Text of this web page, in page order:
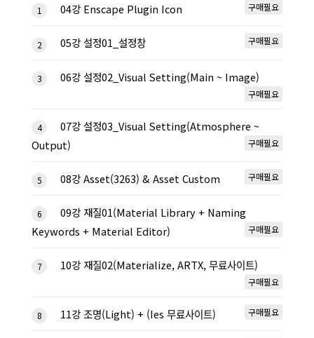
1 04강 Enscape Plugin Icon 구매필요
2 05강 설정01_설정창 구매필요
3 06강 설정02_Visual Setting(Main ~ Image)
구매필요
4
07강 설정03_Visual Setting(Atmosphere ~
Output)
구매필요
5 08강 Asset(3263) & Asset Custom 구매필요
6
09강 재질01(Material Library + Naming
Keywords + Material Editor)
구매필요
7 10강 재질02(Materialize, ARTX, 무료사이트)
구매필요
8 11강 조명(Light) + (Ies 무료사이트) 구매필요